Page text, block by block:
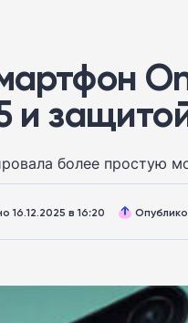
и
более простую
16.12.2025 в 16:20